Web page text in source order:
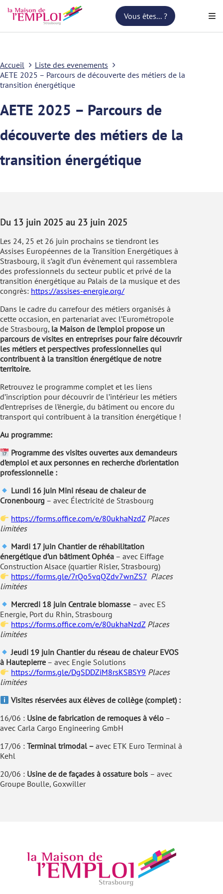
Vous êtes... ?
Accueil
Liste des evenements
AETE 2025 – Parcours de découverte des métiers de la
transition énergétique
AETE 2025 – Parcours de
découverte des métiers de la
transition énergétique
Du 13 juin 2025 au 23 juin 2025
Les 24, 25 et 26 juin prochains se tiendront les
Assises Européennes de la Transition Energétiques à
Strasbourg, il s’agit d’un évènement qui rassemblera
des professionnels du secteur public et privé de la
transition énergétique au Palais de la musique et des
congrès: https://assises-energie.org/
Dans le cadre du carrefour des métiers organisés à
cette occasion, en partenariat avec l’Eurométropole
de Strasbourg, la Maison de l’emploi propose un
parcours de visites en entreprises pour faire découvrir
les métiers et perspectives professionnelles qui
contribuent à la transition énergétique de notre
territoire.
Retrouvez le programme complet et les liens
d’inscription pour découvrir de l’intérieur les métiers
d’entreprises de l’énergie, du bâtiment ou encore du
transport qui contribuent à la transition énergétique !
Au programme:
Programme des visites ouvertes aux demandeurs
d’emploi et aux personnes en recherche d’orientation
professionnelle :
Lundi 16 juin Mini réseau de chaleur de
Cronenbourg – avec Électricité de Strasbourg
https://forms.office.com/e/80ukhaNzdZ Places
limitées
Mardi 17 juin Chantier de réhabilitation
énergétique d’un bâtiment Ophéa – avec Eiffage
Construction Alsace (quartier Risler, Strasbourg)
https://forms.gle/7rQo5vqQZdv7wnZS7 Places
limitées
Mercredi 18 juin Centrale biomasse – avec ES
Energie, Port du Rhin, Strasbourg
https://forms.office.com/e/80ukhaNzdZ Places
limitées
Jeudi 19 juin Chantier du réseau de chaleur EVOS
à Hautepierre – avec Engie Solutions
https://forms.gle/DgSDDZiM8rsKSBSY9 Places
limitées
Visites réservées aux élèves de collège (complet) :
16/06 : Usine de fabrication de remoques à vélo –
avec Carla Cargo Engineering GmbH
17/06 : Terminal trimodal – avec ETK Euro Terminal à
Kehl
20/06 : Usine de de façades à ossature bois – avec
Groupe Boulle, Goxwiller